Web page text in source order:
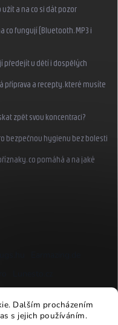
Dalším procházením
s jejich používáním.
a na co si dát pozor
co fungují (Bluetooth, MP3 i
předejít u dětí i dospělých
příprava a recepty, které musíte
zpět svou koncentraci?
bezpečnou hygienu bez bolesti
co pomáhá a na jaké